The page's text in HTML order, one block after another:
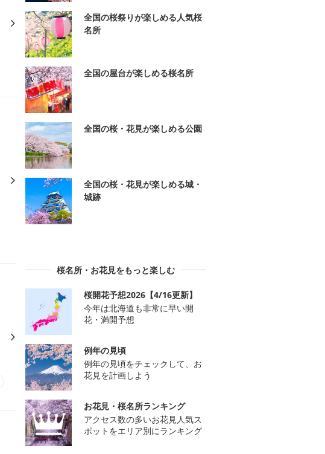
全国の桜祭りが楽しめる人気桜
名所
全国の屋台が楽しめる桜名所
全国の桜・花見が楽しめる公園
全国の桜・花見が楽しめる城・
城跡
桜名所・お花見をもっと楽しむ
桜開花予想2026【4/16更新】
今年は北海道も非常に早い開
花・満開予想
例年の見頃
例年の見頃をチェックして、お
花見を計画しよう
お花見・桜名所ランキング
アクセス数の多いお花見人気ス
ポットをエリア別にランキング